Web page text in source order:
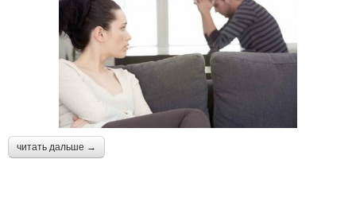
читать дальше →